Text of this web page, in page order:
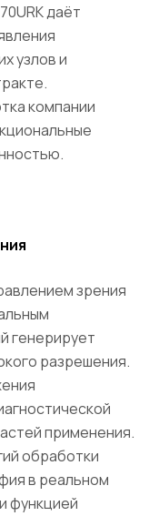
даёт
узлов и
компании
зрения
генерирует
разрешения.
применения.
обработки
в реальном
функцией